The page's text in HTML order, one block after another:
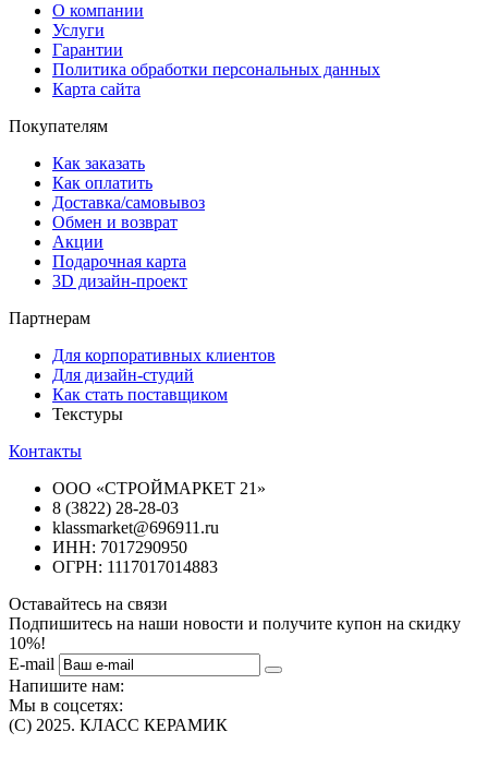
О компании
Услуги
Гарантии
Политика обработки персональных данных
Карта сайта
Покупателям
Как заказать
Как оплатить
Доставка/самовывоз
Обмен и возврат
Акции
Подарочная карта
3D дизайн-проект
Партнерам
Для корпоративных клиентов
Для дизайн-студий
Как стать поставщиком
Текстуры
Контакты
ООО «СТРОЙМАРКЕТ 21»
8 (3822) 28-28-03
klassmarket@696911.ru
ИНН: 7017290950
ОГРН: 1117017014883
Оставайтесь на связи
Подпишитесь на наши новости и получите купон на скидку
10%!
E-mail
Напишите нам:
Мы в соцсетях:
(C) 2025. КЛАСС КЕРАМИК